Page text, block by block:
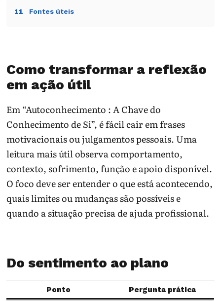
11 Fontes úteis
Como transformar a reflexão
em ação útil
Em “Autoconhecimento : A Chave do
Conhecimento de Si”, é fácil cair em frases
motivacionais ou julgamentos pessoais. Uma
leitura mais útil observa comportamento,
contexto, sofrimento, função e apoio disponível.
O foco deve ser entender o que está acontecendo,
quais limites ou mudanças são possíveis e
quando a situação precisa de ajuda profissional.
Do sentimento ao plano
Ponto Pergunta prática